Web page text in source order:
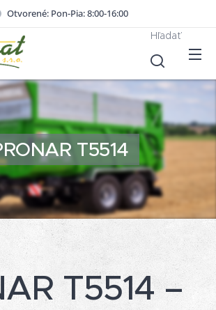
Otvorené: Pon-Pia: 8:00-16:00
Hľadať
T5514
T5514 –